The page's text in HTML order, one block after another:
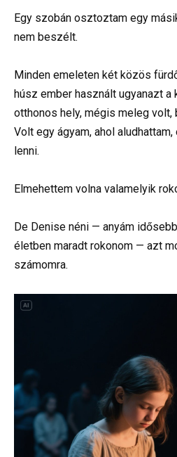
Egy szobán osztoztam egy
nem beszélt.
Minden emeleten két közös
húsz ember használt ugyanazt a
otthonos hely, mégis meleg
Volt egy ágyam, ahol
lenni.
Elmehettem volna valamelyik
De Denise néni — anyám
életben maradt rokonom — azt
számomra.